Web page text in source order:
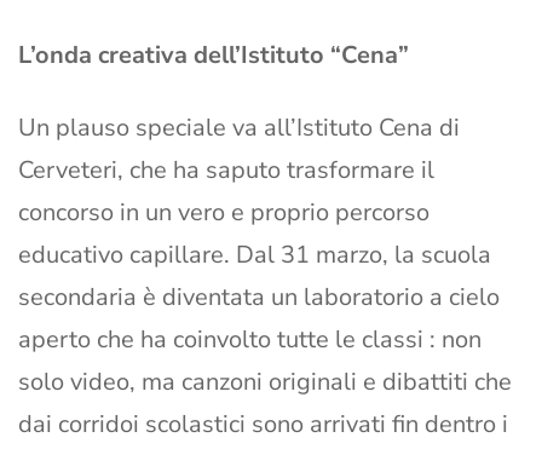
L’onda creativa dell’Istituto “Cena”
Un plauso speciale va all’Istituto Cena di
Cerveteri, che ha saputo trasformare il
concorso in un vero e proprio percorso
educativo capillare. Dal 31 marzo, la scuola
secondaria è diventata un laboratorio a cielo
aperto che ha coinvolto tutte le classi : non
solo video, ma canzoni originali e dibattiti che
dai corridoi scolastici sono arrivati fin dentro i